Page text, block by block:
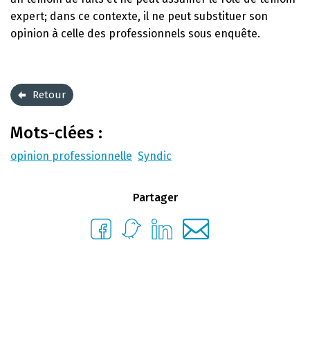
expert; dans ce contexte, il ne peut substituer son
opinion à celle des professionnels sous enquête.
Retour
Mots-clées :
opinion professionnelle Syndic
Partager